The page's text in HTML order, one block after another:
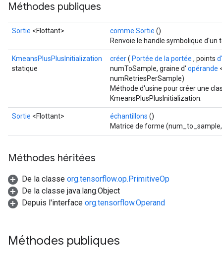
Méthodes publiques
Sortie <Flottant> comme Sortie ()
Renvoie le handle symbolique d'un
KmeansPlusPlusInitialization
statique
créer( Portée de la portée , points
numToSample, graine d' opérande
numRetriesPerSample)
Méthode d'usine pour créer une
KmeansPlusPlusInitialization.
Sortie <Flottant> échantillons ()
Matrice de forme
Méthodes héritées
De la classe org.tensorflow.op.PrimitiveOp
De la classe java.lang.Object
Depuis l'interface org.tensorflow.Operand
Méthodes publiques